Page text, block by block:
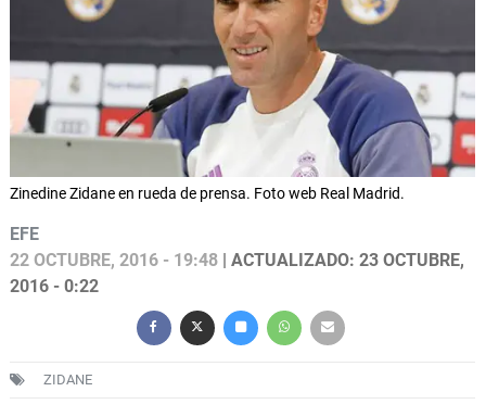
Zinedine Zidane en rueda de prensa. Foto web Real Madrid.
EFE
22 OCTUBRE, 2016 - 19:48 | ACTUALIZADO: 23 OCTUBRE,
2016 - 0:22
ZIDANE